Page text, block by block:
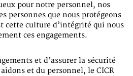
pour notre personnel, nos
personnes que nous protégeons
cette culture d’intégrité qui nous
ces engagements.
et d’assurer la sécurité
et du personnel, le CICR